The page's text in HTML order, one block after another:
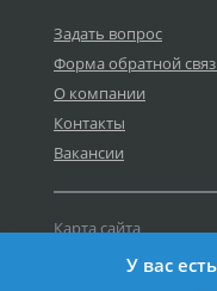
Задать вопрос
Форма обратной
О компании
Контакты
Вакансии
Карта сайта
ПолитикаУ вас